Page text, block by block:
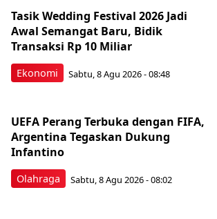
Ekonomi
Tasik Wedding Festival 2026 Jadi
Awal Semangat Baru, Bidik
Transaksi Rp 10 Miliar
Sabtu, 8 Agu 2026 - 08:48
Olahraga
UEFA Perang Terbuka dengan FIFA,
Argentina Tegaskan Dukung
Infantino
Sabtu, 8 Agu 2026 - 08:02